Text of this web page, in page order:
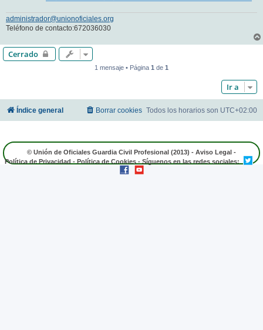
administrador@unionoficiales.org
Teléfono de contacto:672036030
Cerrado
1 mensaje • Página 1 de 1
Ir a
Índice general Todos los horarios son UTC+02:00
Borrar cookies
© Unión de Oficiales Guardia Civil Profesional (2013) - Aviso Legal -
Política de Privacidad - Política de Cookies - Síguenos en las redes sociales: